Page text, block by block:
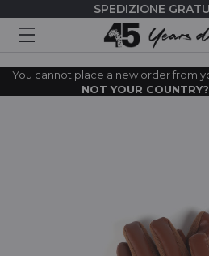
SPEDIZIONE
You cannot place a new order from
NOT YOUR COUNTRY?